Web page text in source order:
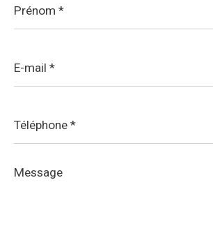
*
mail
*
*
Message
*